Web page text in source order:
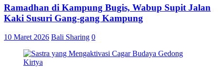
Ramadhan di Kampung Bugis, Wabup Supit Jalan
Kaki Susuri Gang-gang Kampung
10 Maret 2026 Bali Sharing 0